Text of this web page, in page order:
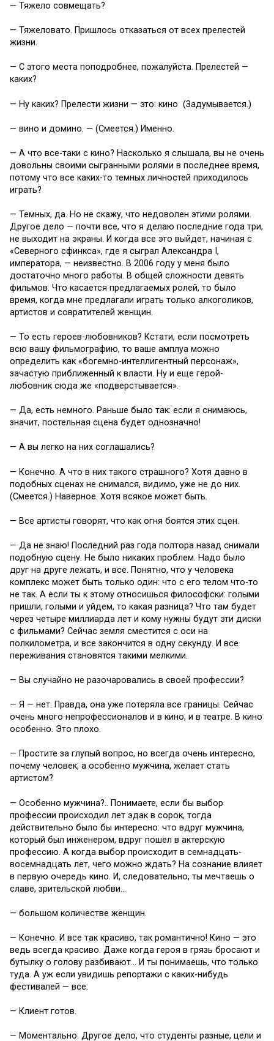
— Тяжело совмещать?
— Тяжеловато. Пришлось отказаться от всех прелестей
жизни.
— С этого места поподробнее, пожалуйста. Прелестей —
каких?
— Ну каких? Прелести жизни — это: кино (Задумывается.)
— вино и домино. — (Смеется.) Именно.
— А что все-таки с кино? Насколько я слышала, вы не очень
довольны своими сыгранными ролями в последнее время,
потому что все каких-то темных личностей приходилось
играть?
— Темных, да. Но не скажу, что недоволен этими ролями.
Другое дело — почти все, что я делаю последние года три,
не выходит на экраны. И когда все это выйдет, начиная с
«Северного сфинкса», где я сыграл Александра I,
императора, — неизвестно. В 2006 году у меня было
достаточно много работы. В общей сложности девять
фильмов. Что касается предлагаемых ролей, то было
время, когда мне предлагали играть только алкоголиков,
артистов и совратителей женщин.
— То есть героев-любовников? Кстати, если посмотреть
всю вашу фильмографию, то ваше амплуа можно
определить как «богемно-интеллигентный персонаж»,
зачастую приближенный к власти. Ну и еще герой-
любовник сюда же «подверстывается».
— Да, есть немного. Раньше было так: если я снимаюсь,
значит, постельная сцена будет однозначно!
— А вы легко на них соглашались?
— Конечно. А что в них такого страшного? Хотя давно в
подобных сценах не снимался, видимо, уже не до них.
(Смеется.) Наверное. Хотя всякое может быть.
— Все артисты говорят, что как огня боятся этих сцен.
— Да не знаю! Последний раз года полтора назад снимали
подобную сцену. Не было никаких проблем. Надо было
друг на друге лежать, и все. Понятно, что у человека
комплекс может быть только один: что с его телом что-то
не так. А если ты к этому относишься философски: голыми
пришли, голыми и уйдем, то какая разница? Что там будет
через четыре миллиарда лет и кому нужны будут эти диски
с фильмами? Сейчас земля сместится с оси на
полкилометра, и все закончится в одну секунду. И все
переживания становятся такими мелкими.
— Вы случайно не разочаровались в своей профессии?
— Я — нет. Правда, она уже потеряла все границы. Сейчас
очень много непрофессионалов и в кино, и в театре. В кино
особенно. Это плохо.
— Простите за глупый вопрос, но всегда очень интересно,
почему человек, а особенно мужчина, желает стать
артистом?
— Особенно мужчина?.. Понимаете, если бы выбор
профессии происходил лет эдак в сорок, тогда
действительно было бы интересно: что вдруг мужчина,
который был инженером, вдруг пошел в актерскую
профессию. А когда выбор происходит в семнадцать-
восемнадцать лет, чего можно ждать? На сознание влияет
в первую очередь кино. И, следовательно, ты мечтаешь о
славе, зрительской любви…
— большом количестве женщин.
— Конечно. И все так красиво, так романтично! Кино — это
ведь всегда красиво. Даже когда героя в грязь бросают и
бутылку о голову разбивают… И ты понимаешь, что только
туда. А уж если увидишь репортажи с каких-нибудь
фестивалей — все.
— Клиент готов.
— Моментально. Другое дело, что студенты разные, цели и